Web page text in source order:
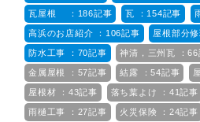
瓦屋根 ：186記事 瓦 ：154記事
高浜のお店紹介 ：106記事 屋根部分
防水工事 ：70記事 神清，三州瓦 ：66
金属屋根 ：57記事 結露 ：54記事
屋根材 ：43記事 落ち葉よけ ：41記事
雨樋工事 ：27記事 火災保険 ：24記事